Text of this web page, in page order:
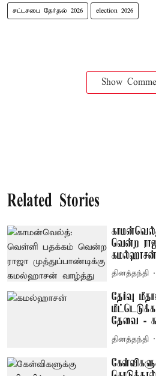
சட்டசபை தேர்தல் 2026 election 2026
Show
Related Stories
வென்ற
தினத்தந்தி
தேர்வு
தேவை -
தினத்தந்தி